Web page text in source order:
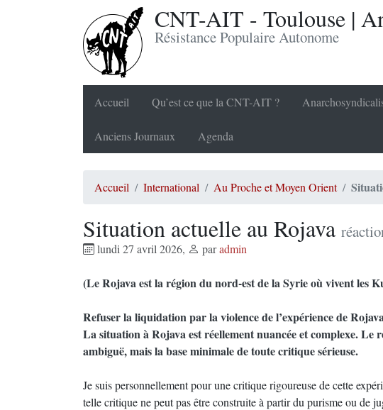
CNT-AIT - Toulouse |
Résistance Populaire Autonome
Accueil Qu’est ce que la CNT-AIT ?
Anciens Journaux Agenda
Accueil International Au Proche et Moyen Orient
Situation actuelle au Rojava
lundi 27 avril 2026, paradmin
(Le Rojava est la région du nord-est de la Syrie où vivent les
Refuser la liquidation par la violence de l’expérience de
La situation à Rojava est réellement nuancée et complexe. Le
ambiguë, mais la base minimale de toute critique sérieuse.
Je suis personnellement pour une critique rigoureuse de cette
telle critique ne peut pas être construite à partir du purisme ou de